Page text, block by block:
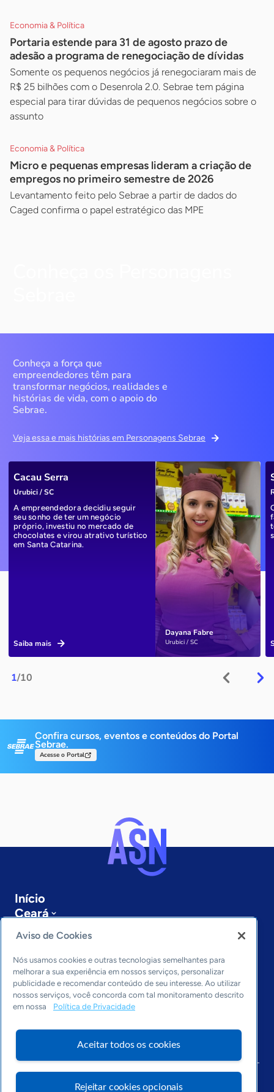
Economia & Política
Portaria estende para 31 de agosto prazo de
adesão a programa de renegociação de dívidas
Somente os pequenos negócios já renegociaram mais de
R$ 25 bilhões com o Desenrola 2.0. Sebrae tem página
especial para tirar dúvidas de pequenos negócios sobre o
assunto
Economia & Política
Micro e pequenas empresas lideram a criação de
empregos no primeiro semestre de 2026
Levantamento feito pelo Sebrae a partir de dados do
Caged confirma o papel estratégico das MPE
Conheça a força que
empreendedores têm para
transformar negócios, realidades e
histórias de vida, com o apoio do
Sebrae.
Veja essa e mais histórias em Personagens Sebrae
1/10
Dayana Fabre
Urubici / SC
Cacau Serra
Urubici / SC
A empreendedora decidiu seguir
seu sonho de ter um negócio
próprio, investiu no mercado de
chocolates e virou atrativo turístico
em Santa Catarina.
Saiba mais
Confira cursos, eventos e conteúdos do Portal
Sebrae.
Acesse o Portal
Início
Ceará
Sobre a ASN
Últimas notícias
Entre em contato
Editorias
Economia & Política
Inovação & Tecnologia
Cultura empreendedora
Arquivo
Aviso de Cookies
Nós usamos cookies e outras tecnologias semelhantes para
melhorar a sua experiência em nossos serviços, personalizar
publicidade e recomendar conteúdo de seu interesse. Ao utilizar
nossos serviços, você concorda com tal monitoramento descrito
em nossa
Política de Privacidade
Aceitar todos os cookies
Rejeitar cookies opcionais